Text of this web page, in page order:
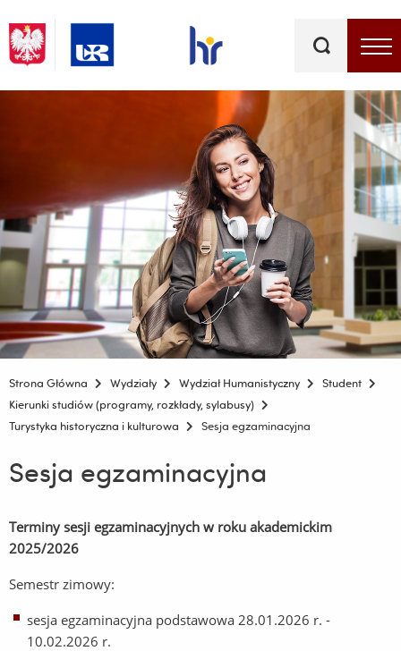
kluczowe
Strona Główna Wydziały Wydział Humanistyczny
Student
Kierunki studiów (programy, rozkłady, sylabusy)
Turystyka historyczna i kulturowa
Sesja egzaminacyjna
Sesja egzaminacyjna
Terminy sesji egzaminacyjnych w roku akademickim
2025/2026
Semestr zimowy:
sesja egzaminacyjna podstawowa 28.01.2026 r. -
10.02.2026 r.